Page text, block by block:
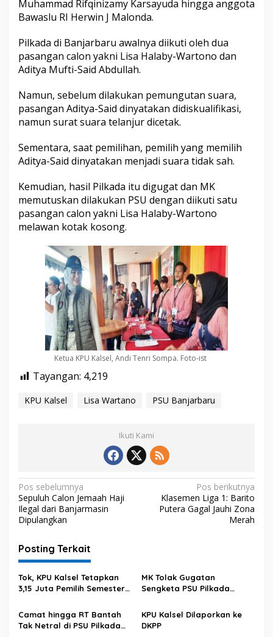
Muhammad Rifqinizamy Karsayuda hingga anggota
Bawaslu RI Herwin J Malonda.
Pilkada di Banjarbaru awalnya diikuti oleh dua
pasangan calon yakni Lisa Halaby-Wartono dan
Aditya Mufti-Said Abdullah.
Namun, sebelum dilakukan pemungutan suara,
pasangan Aditya-Said dinyatakan didiskualifikasi,
namun surat suara telanjur dicetak.
Sementara, saat pemilihan, pemilih yang memilih
Aditya-Said dinyatakan menjadi suara tidak sah.
Kemudian, hasil Pilkada itu digugat dan MK
memutuskan dilakukan PSU dengan diikuti satu
pasangan calon yakni Lisa Halaby-Wartono
melawan kotak kosong.
Ketua KPU Kalsel, Andi Tenri Sompa. Foto-ist
Tayangan: 4,219
KPU Kalsel Lisa Wartano PSU Banjarbaru
Ikuti Kami
N
a
v
i
g
a
s
i
p
Pos sebelumnya
Sepuluh Calon Jemaah Haji
Ilegal dari Banjarmasin
Dipulangkan
Pos berikutnya
Klasemen Liga 1: Barito
Putera Gagal Jauhi Zona
Merah
Posting Terkait
Tok, KPU Kalsel Tetapkan
3,15 Juta Pemilih Semester
MK Tolak Gugatan
Sengketa PSU Pilkada
Camat hingga RT Bantah
Tak Netral di PSU Pilkada
KPU Kalsel Dilaporkan ke
DKPP